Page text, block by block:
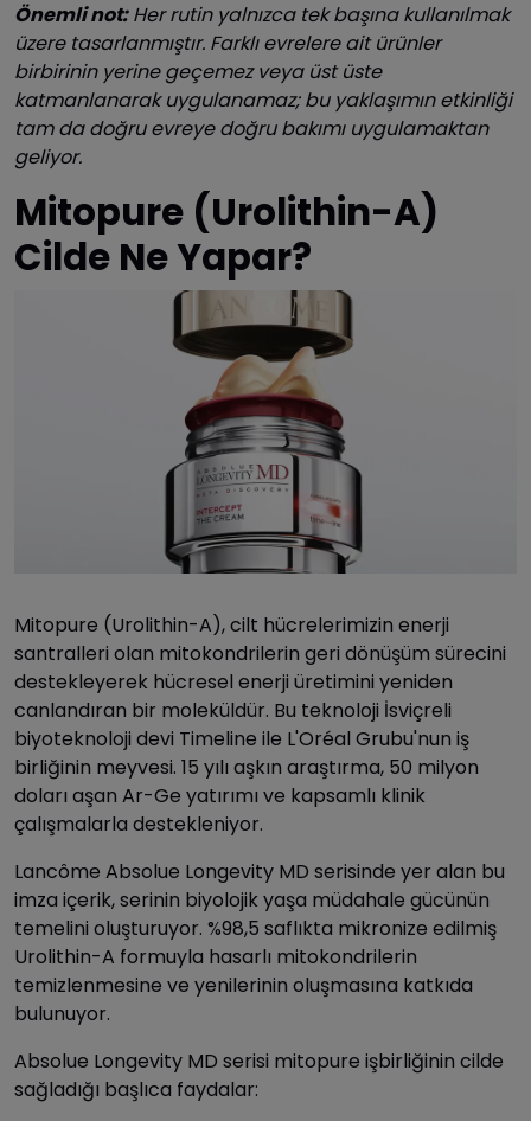
Önemli not: Her rutin yalnızca tek başına kullanılmak
üzere tasarlanmıştır. Farklı evrelere ait ürünler
birbirinin yerine geçemez veya üst üste
katmanlanarak uygulanamaz; bu yaklaşımın etkinliği
tam da doğru evreye doğru bakımı uygulamaktan
geliyor.
Mitopure (Urolithin-A)
Cilde Ne Yapar?
Mitopure (Urolithin-A), cilt hücrelerimizin enerji
santralleri olan mitokondrilerin geri dönüşüm sürecini
destekleyerek hücresel enerji üretimini yeniden
canlandıran bir moleküldür. Bu teknoloji İsviçreli
biyoteknoloji devi Timeline ile L'Oréal Grubu'nun iş
birliğinin meyvesi. 15 yılı aşkın araştırma, 50 milyon
doları aşan Ar-Ge yatırımı ve kapsamlı klinik
çalışmalarla destekleniyor.
Lancôme Absolue Longevity MD serisinde yer alan bu
imza içerik, serinin biyolojik yaşa müdahale gücünün
temelini oluşturuyor. %98,5 saflıkta mikronize edilmiş
Urolithin-A formuyla hasarlı mitokondrilerin
temizlenmesine ve yenilerinin oluşmasına katkıda
bulunuyor.
Absolue Longevity MD serisi mitopure işbirliğinin cilde
sağladığı başlıca faydalar: